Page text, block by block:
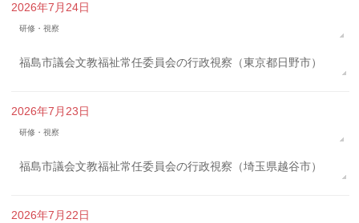
2026年7月24日
研修・視察
福島市議会文教福祉常任委員会の行政視察（東京都日野市）
2026年7月23日
研修・視察
福島市議会文教福祉常任委員会の行政視察（埼玉県越谷市）
2026年7月22日